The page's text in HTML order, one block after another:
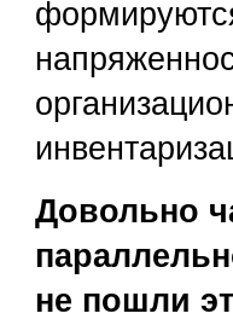
Довольно
не пошли